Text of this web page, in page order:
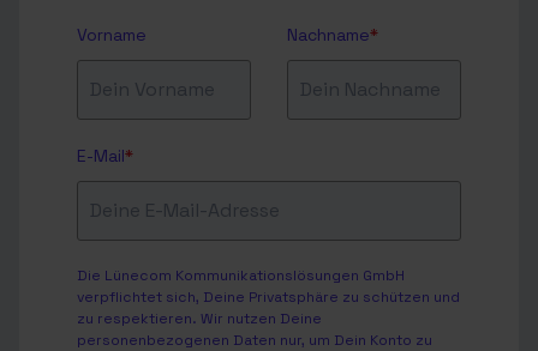
Vorname Nachname*
E-Mail*
Die Lünecom Kommunikationslösungen GmbH
verpflichtet sich, Deine Privatsphäre zu schützen und
zu respektieren. Wir nutzen Deine
personenbezogenen Daten nur, um Dein Konto zu